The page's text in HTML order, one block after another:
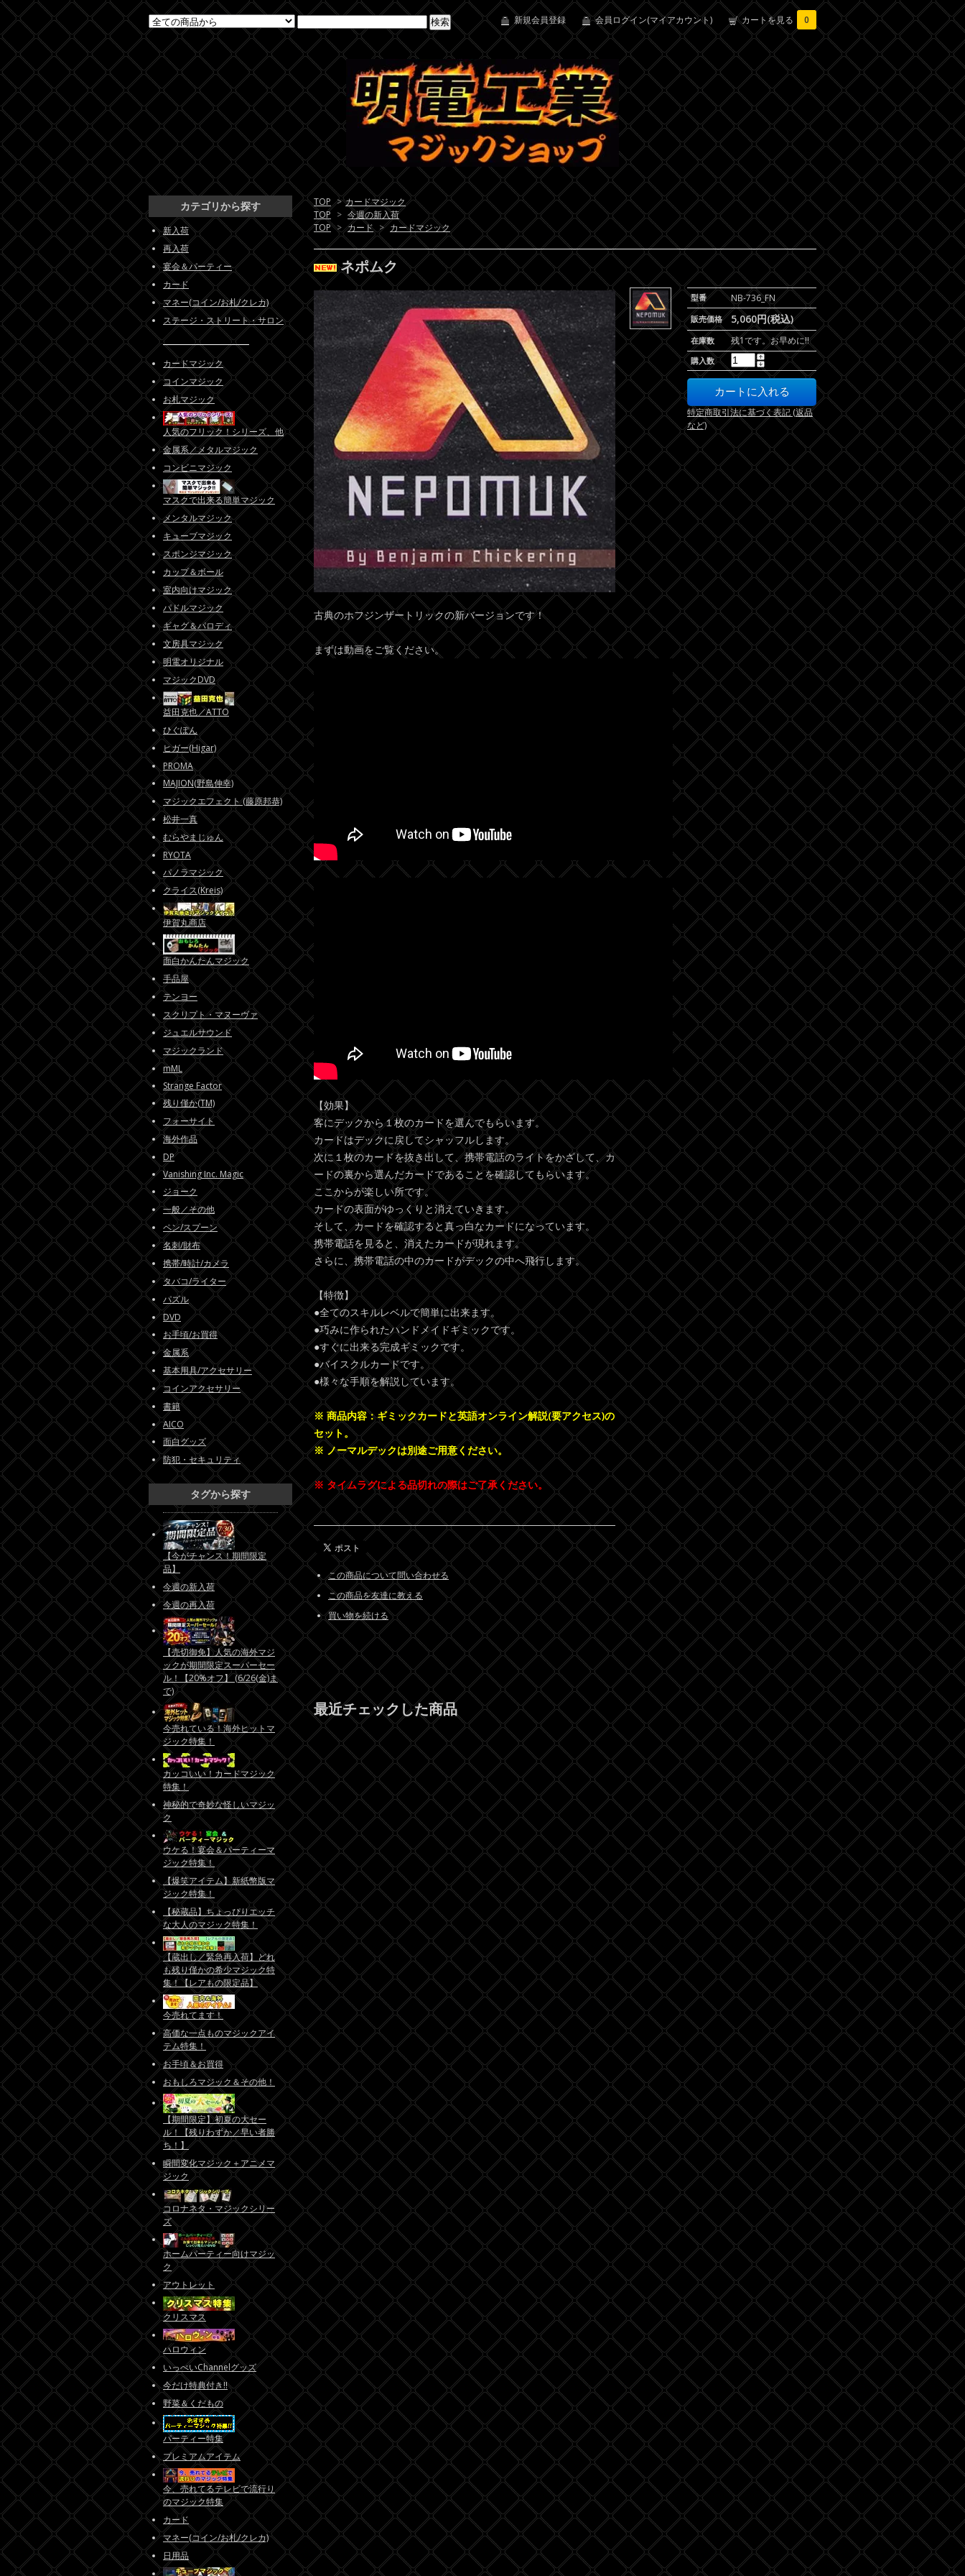
新規会員登録 会員ログイン(マイアカウント) カートを見る 0
TOP > カードマジック
TOP > 今週の新入荷
TOP > カード > カードマジック
ネポムク
型番 NB-736_FN
販売価格 5,060円(税込)
在庫数 残1です。お早めに!!
購入数
特定商取引法に基づく表記 (返品
など)
古典のホフジンザートリックの新バージョンです！
まずは動画をご覧ください。
【効果】
客にデックから１枚のカードを選んでもらいます。
カードはデックに戻してシャッフルします。
次に１枚のカードを抜き出して、携帯電話のライトをかざして、カ
ードの裏から選んだカードであることを確認してもらいます。
ここからが楽しい所です。
カードの表面がゆっくりと消えていきます。
そして、カードを確認すると真っ白なカードになっています。
携帯電話を見ると、消えたカードが現れます。
さらに、携帯電話の中のカードがデックの中へ飛行します。
【特徴】
●全てのスキルレベルで簡単に出来ます。
●巧みに作られたハンドメイドギミックです。
●すぐに出来る完成ギミックです。
●バイスクルカードです。
●様々な手順を解説しています。
※ 商品内容：ギミックカードと英語オンライン解説(要アクセス)の
セット。
※ ノーマルデックは別途ご用意ください。
※ タイムラグによる品切れの際はご了承ください。
この商品について問い合わせる
この商品を友達に教える
買い物を続ける
最近チェックした商品
カテゴリから探す
新入荷
再入荷
宴会＆パーティー
カード
マネー(コイン/お札/クレカ)
ステージ・ストリート・サロン
カードマジック
コインマジック
お札マジック
人気のフリック！シリーズ、他
金属系／メタルマジック
コンビニマジック
マスクで出来る簡単マジック
メンタルマジック
キューブマジック
スポンジマジック
カップ＆ボール
室内向けマジック
パドルマジック
ギャグ＆パロディ
文房具マジック
明電オリジナル
マジックDVD
益田克也／ATTO
ひぐぽん
ヒガー(Higar)
PROMA
MAJION(野島伸幸)
マジックエフェクト (藤原邦恭)
松井一真
むらやまじゅん
RYOTA
パノラマジック
クライス(Kreis)
伊賀丸商店
面白かんたんマジック
手品屋
テンヨー
スクリプト・マヌーヴァ
ジュエルサウンド
マジックランド
mML
Strange Factor
残り僅か(TM)
フォーサイト
海外作品
DP
Vanishing Inc. Magic
ジョーク
一般／その他
ペン/スプーン
名刺/財布
携帯/時計/カメラ
タバコ/ライター
パズル
DVD
お手頃/お買得
金属系
基本用具/アクセサリー
コインアクセサリー
書籍
AICO
面白グッズ
防犯・セキュリティ
タグから探す
【今がチャンス！期間限定
品】
今週の新入荷
今週の再入荷
【売切御免】人気の海外マジ
ックが期間限定スーパーセー
ル！【20%オフ】 (6/26(金)ま
で)
今売れている！海外ヒットマ
ジック特集！
カッコいい！カードマジック
特集！
神秘的で奇妙な怪しいマジッ
ク
ウケる！宴会＆パーティーマ
ジック特集！
【爆笑アイテム】新紙幣版マ
ジック特集！
【秘蔵品】ちょっぴりエッチ
な大人のマジック特集！
【蔵出し／緊急再入荷】どれ
も残り僅かの希少マジック特
集！【レアもの限定品】
今売れてます！
高価な一点ものマジックアイ
テム特集！
お手頃＆お買得
おもしろマジック＆その他！
【期間限定】初夏の大セー
ル！【残りわずか／早い者勝
ち！】
瞬間変化マジック＋アニメマ
ジック
コロナネタ・マジックシリー
ズ
ホームパーティー向けマジッ
ク
アウトレット
クリスマス
ハロウィン
いっぺいChannelグッズ
今だけ特典付き!!
野菜＆くだもの
パーティー特集
プレミアムアイテム
今、売れてるテレビで流行り
のマジック特集
カード
マネー(コイン/お札/クレカ)
日用品